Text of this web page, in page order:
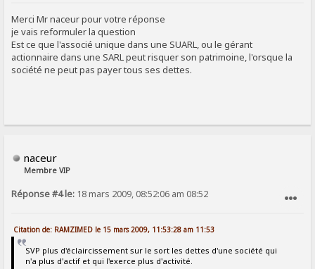
Merci Mr naceur pour votre réponse
je vais reformuler la question
Est ce que l'associé unique dans une SUARL, ou le gérant
actionnaire dans une SARL peut risquer son patrimoine, l'orsque la
société ne peut pas payer tous ses dettes.
naceur
Membre VIP
Réponse #4 le: 18 mars 2009, 08:52:06 am 08:52
Citation de: RAMZIMED le 15 mars 2009, 11:53:28 am 11:53
SVP plus d'éclaircissement sur le sort les dettes d'une société qui
n'a plus d'actif et qui l'exerce plus d'activité.